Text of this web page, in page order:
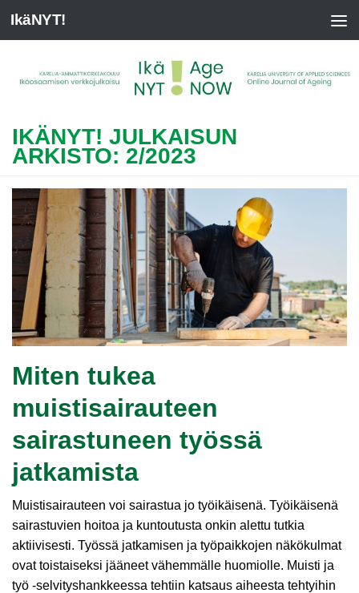
IkäNYT!
IKÄNYT! JULKAISUN
ARKISTO: 2/2023
Miten tukea
muistisairauteen
sairastuneen työssä
jatkamista
Muistisairauteen voi sairastua jo työikäisenä. Työikäisenä
sairastuvien hoitoa ja kuntoutusta onkin alettu tutkia
aktiivisesti. Työssä jatkamisen ja työpaikkojen näkökulmat
ovat toistaiseksi jääneet vähemmälle huomiolle. Muisti ja
työ ‑selvityshankkeessa tehtiin katsaus aiheesta tehtyihin